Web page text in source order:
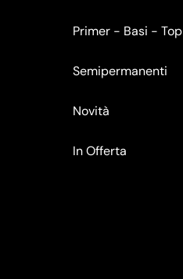
Primer - Basi - Top
Semipermanenti
Novità
In Offerta